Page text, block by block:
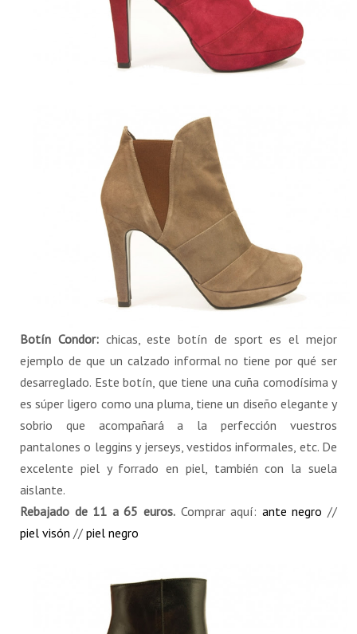
Botín Condor:chicas, este botín de sport es el mejor
ejemplo de que un calzado informal no tiene por qué ser
desarreglado. Este botín, que tiene una cuña comodísima y
es súper ligero como una pluma, tiene un diseño elegante y
sobrio que acompañará a la perfección vuestros
pantalones o leggins y jerseys, vestidos informales, etc. De
excelente piel y forrado en piel, también con la suela
aislante.
Rebajado de 11 a 65 euros. Comprar aquí: ante negro //
piel visón // piel negro